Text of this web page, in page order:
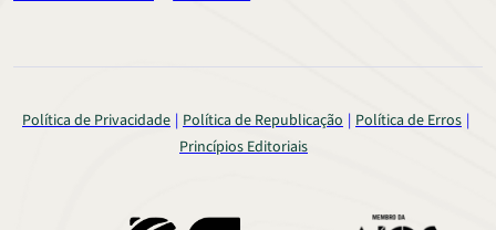
Política de Privacidade Política de Republicação
Política de Erros
Princípios Editoriais